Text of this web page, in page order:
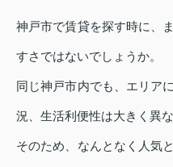
神戸市で賃貸を探す時に、
すさではないでしょうか。
同じ神戸市内でも、エリア
況、生活利便性は大きく異な
そのため、なんとなく人気